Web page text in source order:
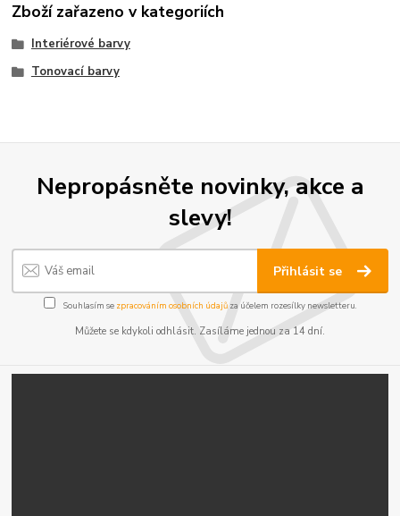
Zboží zařazeno v kategoriích
Interiérové barvy
Tonovací barvy
Nepropásněte novinky, akce a
slevy!
Přihlásit se
Souhlasím se zpracováním osobních údajůza účelem rozesílky newsletteru.
Můžete se kdykoli odhlásit. Zasíláme jednou za 14 dní.